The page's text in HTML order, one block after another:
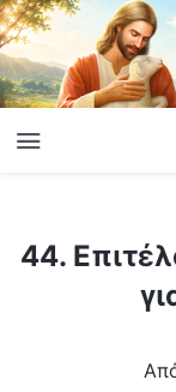
44. Επιτέλους
44.